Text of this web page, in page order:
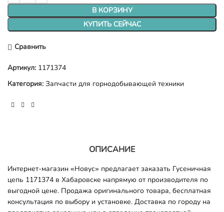
В КОРЗИНУ
КУПИТЬ СЕЙЧАС
Сравнить
Артикул: 1171374
Категория: Запчасти для горнодобывающей техники
ОПИСАНИЕ
Интернет-магазин «Новус» предлагает заказать Гусеничная
цепь 1171374 в Хабаровске напрямую от производителя по
выгодной цене. Продажа оригинального товара, бесплатная
консультация по выбору и установке. Доставка по городу на